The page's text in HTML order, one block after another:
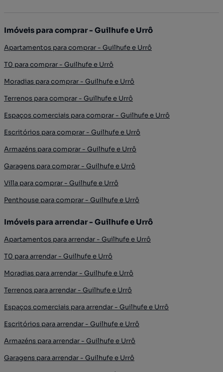
Imóveis para comprar - Guilhufe e Urrô
Apartamentos para comprar - Guilhufe e Urrô
T0 para comprar - Guilhufe e Urrô
Moradias para comprar - Guilhufe e Urrô
Terrenos para comprar - Guilhufe e Urrô
Espaços comerciais para comprar - Guilhufe e Urrô
Escritórios para comprar - Guilhufe e Urrô
Armazéns para comprar - Guilhufe e Urrô
Garagens para comprar - Guilhufe e Urrô
Villa para comprar - Guilhufe e Urrô
Penthouse para comprar - Guilhufe e Urrô
Imóveis para arrendar - Guilhufe e Urrô
Apartamentos para arrendar - Guilhufe e Urrô
T0 para arrendar - Guilhufe e Urrô
Moradias para arrendar - Guilhufe e Urrô
Terrenos para arrendar - Guilhufe e Urrô
Espaços comerciais para arrendar - Guilhufe e Urrô
Escritórios para arrendar - Guilhufe e Urrô
Armazéns para arrendar - Guilhufe e Urrô
Garagens para arrendar - Guilhufe e Urrô